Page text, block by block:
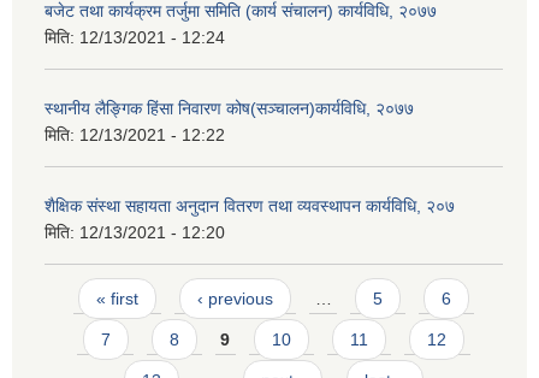
बजेट तथा कार्यक्रम तर्जुमा समिति (कार्य संचालन) कार्यविधि, २०७७
मिति: 12/13/2021 - 12:24
स्थानीय लैङ्गिक हिंसा निवारण कोष(सञ्चालन)कार्यविधि, २०७७
मिति: 12/13/2021 - 12:22
शैक्षिक संस्था सहायता अनुदान वितरण तथा व्यवस्थापन कार्यविधि, २०७
मिति: 12/13/2021 - 12:20
Pages
« first ‹ previous 5 6
7 8 9 10 11 12